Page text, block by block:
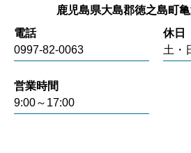
鹿児島県大島郡徳之島町
電話
0997-82-0063
休日
土・
営業時間
9:00～17:00